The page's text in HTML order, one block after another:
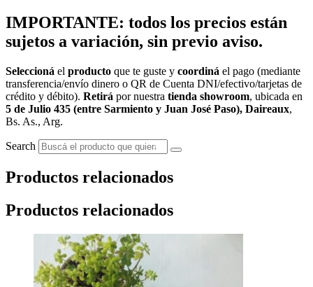
IMPORTANTE: todos los precios están
sujetos a variación, sin previo aviso.
Seleccioná el producto que te guste y coordiná el pago (mediante
transferencia/envío dinero o QR de Cuenta DNI/efectivo/tarjetas de
crédito y débito). Retirá por nuestra tienda showroom, ubicada en
5 de Julio 435 (entre Sarmiento y Juan José Paso), Daireaux,
Bs. As., Arg.
Search
Productos relacionados
Productos relacionados